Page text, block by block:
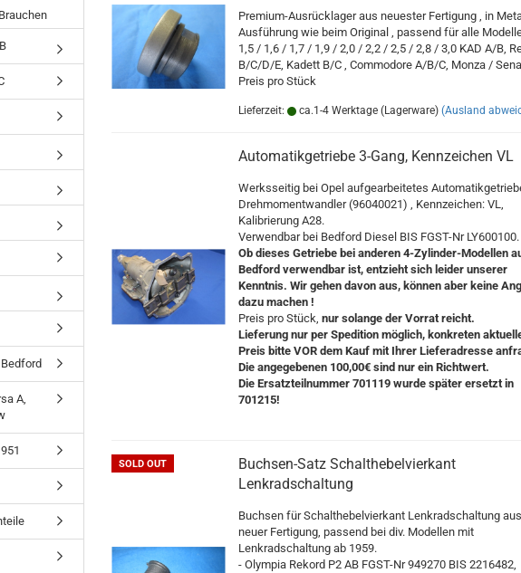
Premium-Ausrücklager aus neuester Fertigung , in
Ausführung wie beim Original , passend für alle
1,5 / 1,6 / 1,7 / 1,9 / 2,0 / 2,2 / 2,5 / 2,8 / 3,0 KAD A/B,
B/C/D/E, Kadett B/C , Commodore A/B/C, Monza /
Preis pro Stück
Lieferzeit: ca.1-4 Werktage (Lagerware) (Ausland
Automatikgetriebe 3-Gang, Kennzeichen VL
Werksseitig bei Opel aufgearbeitetes
Drehmomentwandler (96040021) , Kennzeichen: VL,
Kalibrierung A28.
Verwendbar bei Bedford Diesel BIS FGST-Nr LY600100.
Ob dieses Getriebe bei anderen 4-Zylinder-Modellen
Bedford verwendbar ist, entzieht sich leider unserer
Kenntnis. Wir gehen davon aus, können aber keine
dazu machen !
Preis pro Stück, nur solange der Vorrat reicht.
Lieferung nur per Spedition möglich, konkreten
Preis bitte VOR dem Kauf mit Ihrer Lieferadresse
Die angegebenen 100,00€ sind nur ein Richtwert.
Die Ersatzteilnummer 701119 wurde später ersetzt in
701215!
SOLD OUT
Buchsen-Satz Schalthebelvierkant
Lenkradschaltung
Buchsen für Schalthebelvierkant Lenkradschaltung aus
neuer Fertigung, passend bei div. Modellen mit
Lenkradschaltung ab 1959.
- Olympia Rekord P2 AB FGST-Nr 949270 BIS 2216482,
A,